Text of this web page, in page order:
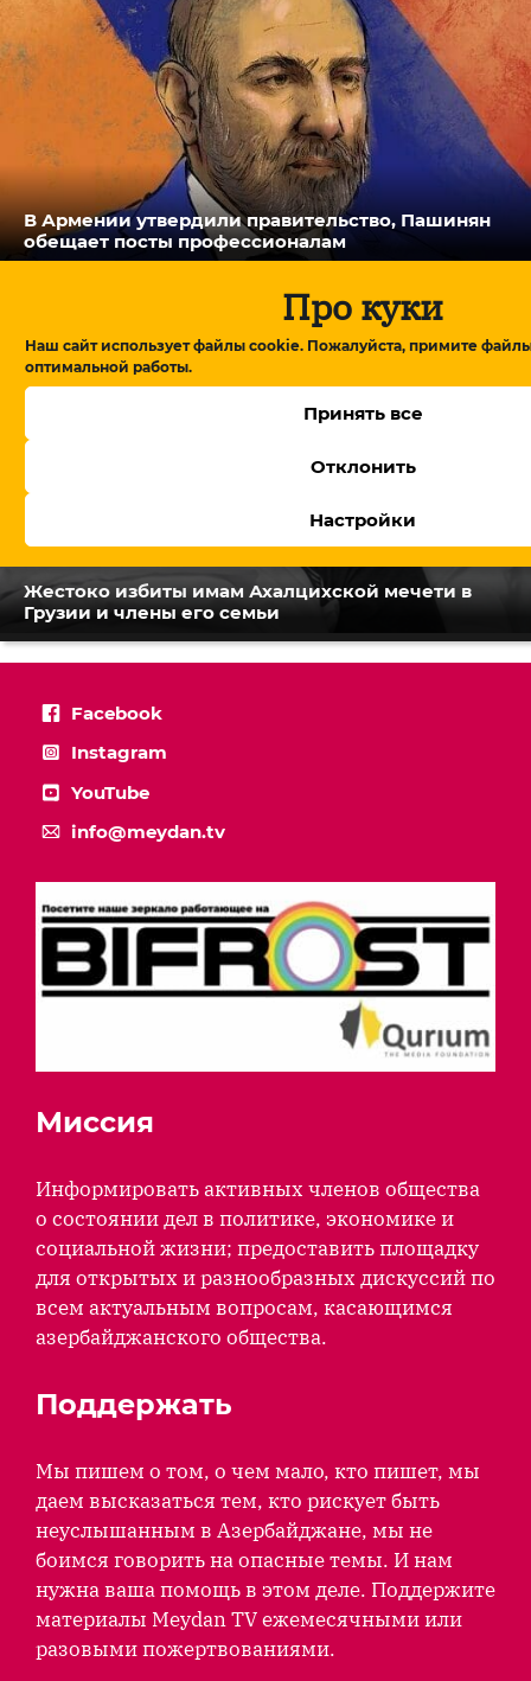
Про куки
Наш сайт использует файлы cookie. Пожалуйста, примите
оптимальной работы.
Принять все
Отклонить
Настройки
В Армении утвердили правительство, Пашинян
обещает посты профессионалам
Жестоко избиты имам Ахалцихской мечети в
Грузии и члены его семьи
Facebook
Instagram
YouTube
info@meydan.tv
Миссия
Информировать активных членов общества
о состоянии дел в политике, экономике и
социальной жизни; предоставить площадку
для открытых и разнообразных дискуссий по
всем актуальным вопросам, касающимся
азербайджанского общества.
Поддержать
Мы пишем о том, о чем мало, кто пишет, мы
даем высказаться тем, кто рискует быть
неуслышанным в Азербайджане, мы не
боимся говорить на опасные темы. И нам
нужна ваша помощь в этом деле. Поддержите
материалы Meydan TV ежемесячными или
разовыми пожертвованиями.